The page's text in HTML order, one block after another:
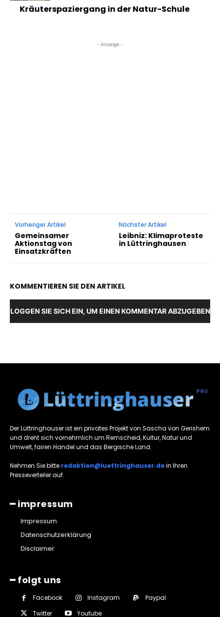
Kräuterspaziergang in der Natur-Schule
- Anzeige -
Vorheriger Artikel
Gemeinsamer
Aktionstag von
Einsatzkräften
Nächster Artikel
Leibniz: Klimaproteste
in Lüttringhausen
KOMMENTIEREN SIE DEN ARTIKEL
LOGGEN SIE SICH EIN, UM EINEN KOMMENTAR ABZUGEBEN
Der Lüttringhauser ist ein privates Projekt von Sascha von Gerishem
und dreht sich vornehmlich um Remscheid, Kultur, Natur und
Umwelt, fairen Handel und das Bergische Land.
Nehmen Sie bitte redaktion@luettringhauser.dein Ihren
Presseverteiler auf.
━ impressum
Impressum
Datenschutzerklärung
Disclaimer
━ folgt uns
Facebook Instagram
Paypal
Twitter
Youtube